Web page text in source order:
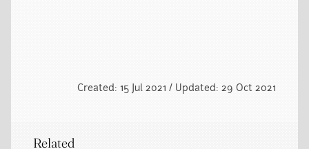
Created: 15 Jul 2021 / Updated: 29 Oct 2021
Related